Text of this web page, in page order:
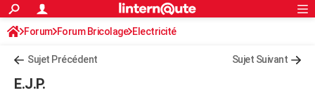
ACTUALITÉS
Politique
Société
Faits Divers
Education
Monde
Villes
+
S'inscrire
Connexion
Forum Forum Bricolage Electricité
Sujet Précédent Sujet Suivant
E.J.P.